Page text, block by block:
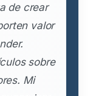
de crear
valor
sobre
Mi